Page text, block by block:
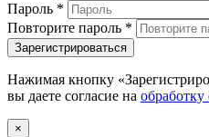
Пароль *
Повторите пароль *
Зарегистрироваться
Нажимая кнопку
вы даете согласие на
×